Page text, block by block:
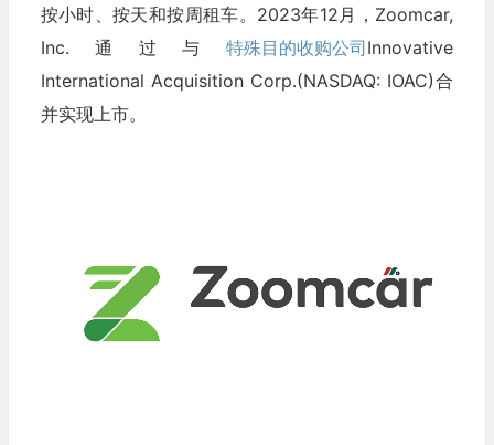
按小时、按天和按周租车。2023年12月，Zoomcar,
Inc.通过与 特殊目的收购公司Innovative
International Acquisition Corp.(NASDAQ: IOAC)合
并实现上市。